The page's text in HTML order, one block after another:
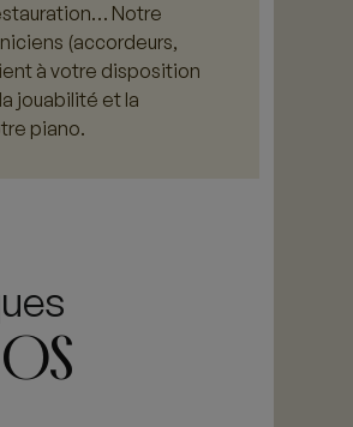
Notre
(accordeurs,
à votre disposition
jouabilité et la
piano.